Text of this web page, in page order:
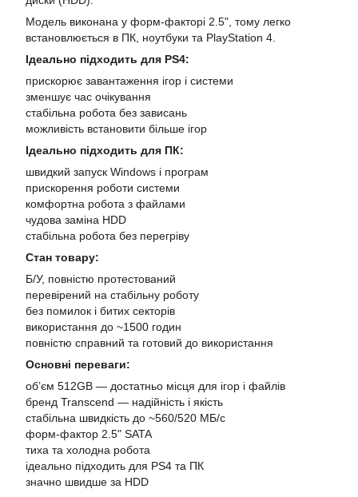
Модель виконана у форм-факторі 2.5", тому легко
встановлюється в ПК, ноутбуки та PlayStation 4.
Ідеально підходить для PS4:
прискорює завантаження ігор і системи
зменшує час очікування
стабільна робота без зависань
можливість встановити більше ігор
Ідеально підходить для ПК:
швидкий запуск Windows і програм
прискорення роботи системи
комфортна робота з файлами
чудова заміна HDD
стабільна робота без перегріву
Стан товару:
Б/У, повністю протестований
перевірений на стабільну роботу
без помилок і битих секторів
використання до ~1500 годин
повністю справний та готовий до використання
Основні переваги:
об’єм 512GB — достатньо місця для ігор і файлів
бренд Transcend — надійність і якість
стабільна швидкість до ~560/520 МБ/с
форм-фактор 2.5" SATA
тиха та холодна робота
ідеально підходить для PS4 та ПК
значно швидше за HDD